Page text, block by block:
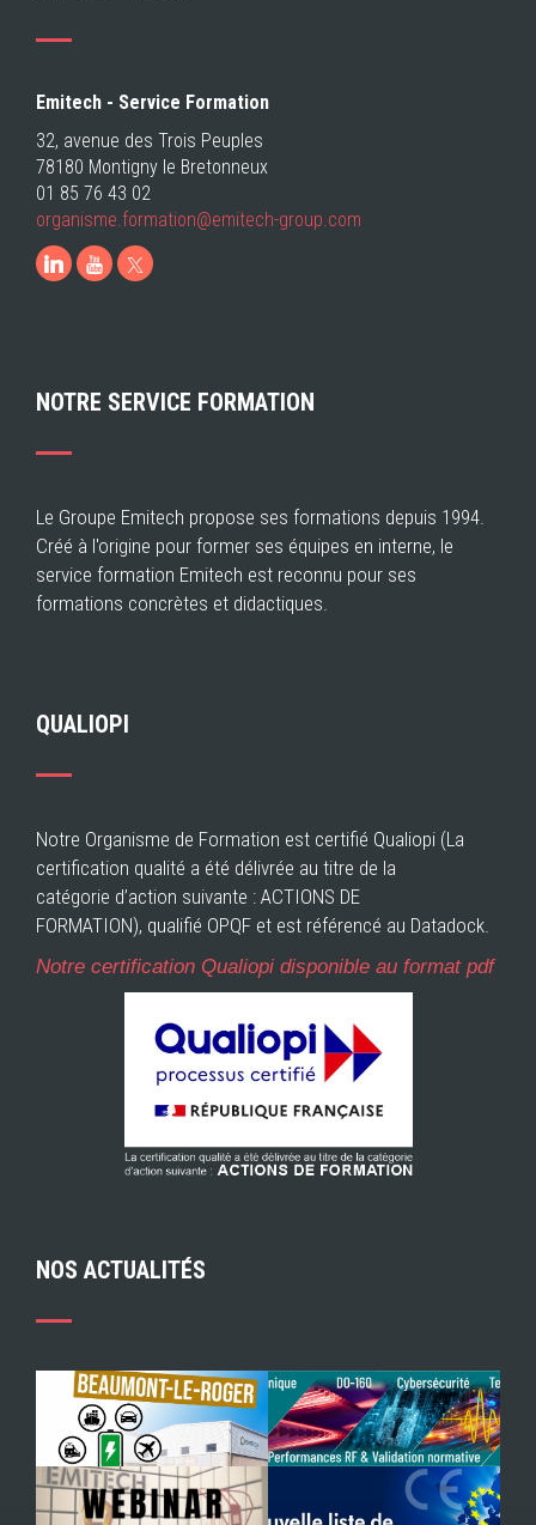
Emitech - Service Formation
32, avenue des Trois Peuples
78180 Montigny le Bretonneux
01 85 76 43 02
organisme.formation@emitech-group.com
LinkedIn
Youtube
NOTRE SERVICE FORMATION
Le Groupe Emitech propose ses formations depuis 1994.
Créé à l'origine pour former ses équipes en interne, le
service formation Emitech est reconnu pour ses
formations concrètes et didactiques.
QUALIOPI
Notre Organisme de Formation est certifié Qualiopi (La
certification qualité a été délivrée au titre de la
catégorie d’action suivante : ACTIONS DE
FORMATION), qualifié OPQF et est référencé au Datadock.
Notre certification Qualiopi disponible au format pdf
NOS ACTUALITÉS